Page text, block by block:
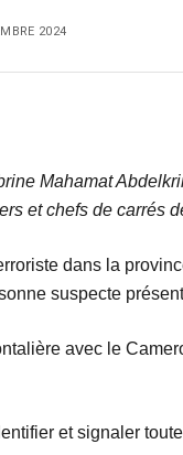
2024
Mahamat
et chefs de carrés
dans la
suspecte
avec le
et signaler